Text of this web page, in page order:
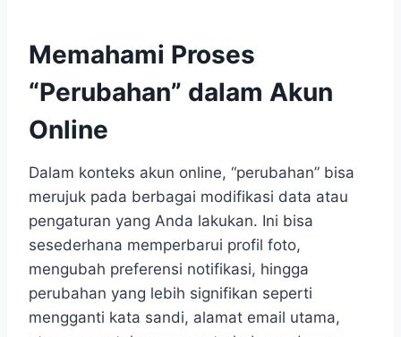
Memahami Proses
“Perubahan” dalam Akun
Online
Dalam konteks akun online, “perubahan” bisa
merujuk pada berbagai modifikasi data atau
pengaturan yang Anda lakukan. Ini bisa
sesederhana memperbarui profil foto,
mengubah preferensi notifikasi, hingga
perubahan yang lebih signifikan seperti
mengganti kata sandi, alamat email utama,